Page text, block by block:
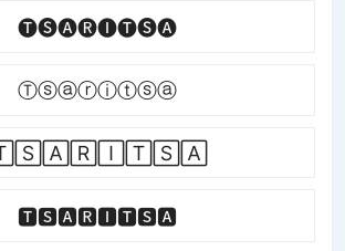
🅣🅢🅐🅡🅘🅣🅢🅐
Ⓣⓢⓐⓡⓘⓣⓢⓐ
🆃🆂🅰🆁🅸🆃🆂🅰